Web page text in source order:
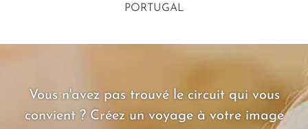
PORTUGAL
Vous n'avez pas trouvé le circuit qui vous
convient ? Créez un voyage à votre image